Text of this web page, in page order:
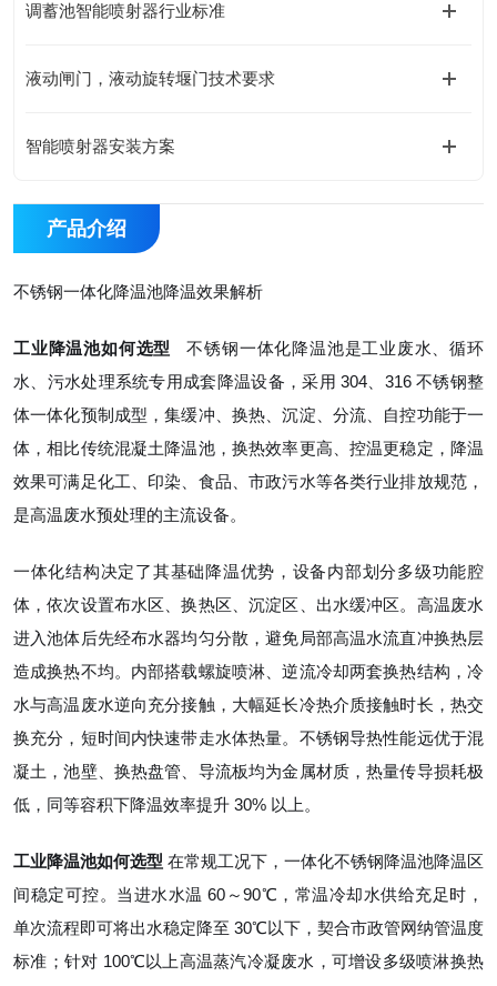
调蓄池智能喷射器行业标准
液动闸门，液动旋转堰门技术要求
智能喷射器安装方案
产品介绍
不锈钢一体化降温池降温效果解析
工业降温池如何选型
不锈钢一体化降温池是工业废水、循环
水、污水处理系统专用成套降温设备，采用 304、316 不锈钢整
体一体化预制成型，集缓冲、换热、沉淀、分流、自控功能于一
体，相比传统混凝土降温池，换热效率更高、控温更稳定，降温
效果可满足化工、印染、食品、市政污水等各类行业排放规范，
是高温废水预处理的主流设备。
一体化结构决定了其基础降温优势，设备内部划分多级功能腔
体，依次设置布水区、换热区、沉淀区、出水缓冲区。高温废水
进入池体后先经布水器均匀分散，避免局部高温水流直冲换热层
造成换热不均。内部搭载螺旋喷淋、逆流冷却两套换热结构，冷
水与高温废水逆向充分接触，大幅延长冷热介质接触时长，热交
换充分，短时间内快速带走水体热量。不锈钢导热性能远优于混
凝土，池壁、换热盘管、导流板均为金属材质，热量传导损耗极
低，同等容积下降温效率提升 30% 以上。
工业降温池如何选型 在常规工况下，一体化不锈钢降温池降温区
间稳定可控。当进水水温 60～90℃，常温冷却水供给充足时，
单次流程即可将出水稳定降至 30℃以下，契合市政管网纳管温度
标准；针对 100℃以上高温蒸汽冷凝废水，可增设多级喷淋换热